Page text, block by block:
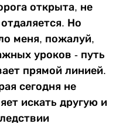
открыта, не
Но
меня, пожалуй,
уроков - путь
прямой линией.
сегодня не
искать другую и